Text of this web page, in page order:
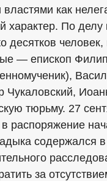
как
характер. По
десятков
— епископ
Чукаловский,
тюрьму. 27
распоряжение
содержался
за